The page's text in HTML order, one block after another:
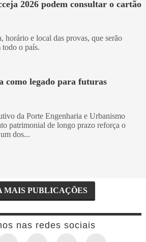
2026 podem consultar o cartão
horário e local das provas, que serão
todo o país.
como legado para futuras
da Porte Engenharia e Urbanismo
patrimonial de longo prazo reforça o
dos...
MAIS PUBLICAÇÕES
nas redes sociais